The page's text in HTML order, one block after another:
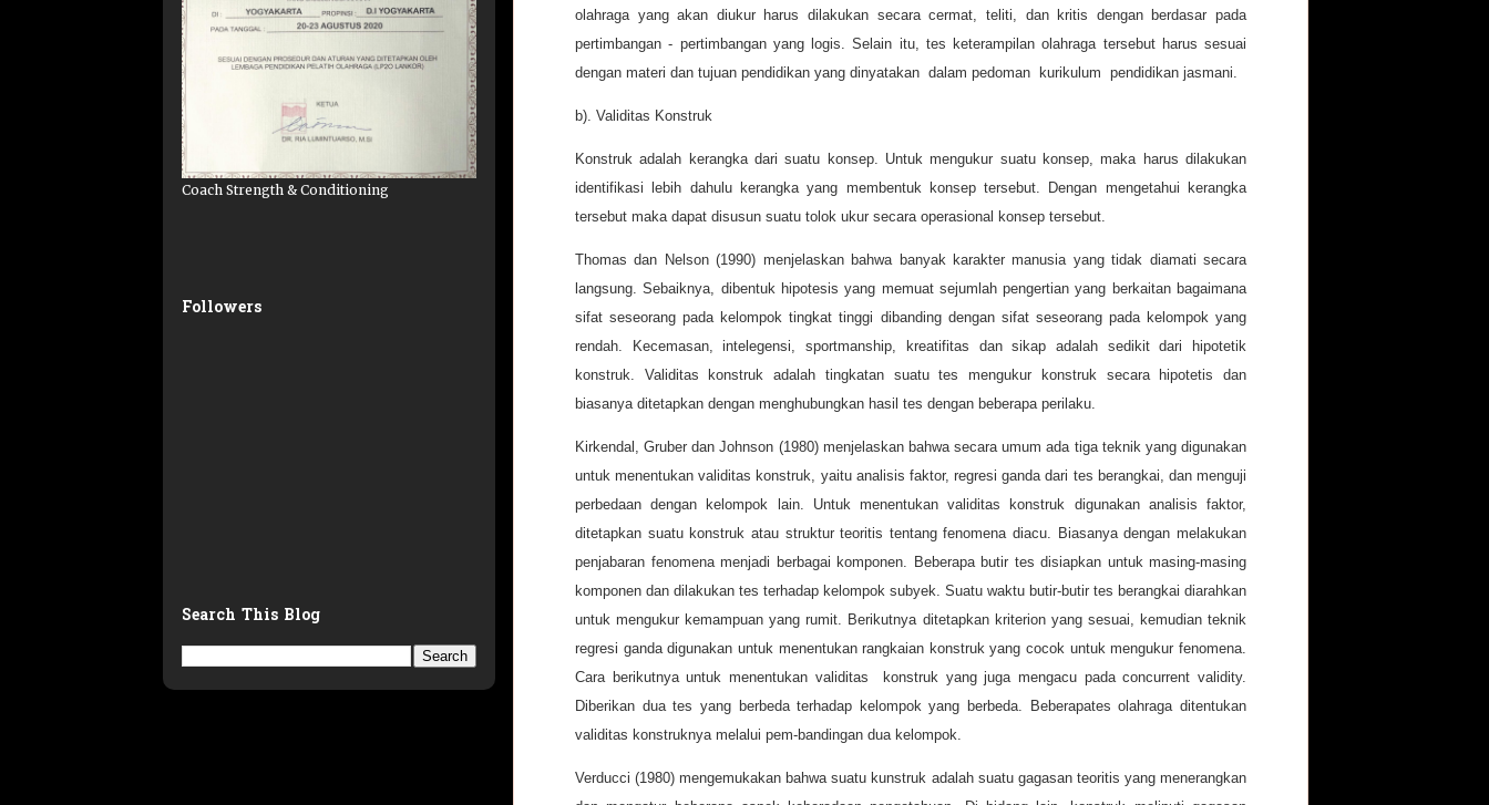
olahraga yang akan diukur harus dilakukan secara cermat, teliti, dan kritis dengan berdasar pada
pertimbangan - pertimbangan yang logis. Selain itu, tes keterampilan olahraga tersebut harus sesuai
dengan materi dan tujuan pendidikan yang dinyatakan dalam pedoman kurikulum pendidikan jasmani.
b). Validitas Konstruk
Konstruk adalah kerangka dari suatu konsep. Untuk mengukur suatu konsep, maka harus dilakukan
identifikasi lebih dahulu kerangka yang membentuk konsep tersebut. Dengan mengetahui kerangka
tersebut maka dapat disusun suatu tolok ukur secara operasional konsep tersebut.
Thomas dan Nelson (1990) menjelaskan bahwa banyak karakter manusia yang tidak diamati secara
langsung. Sebaiknya, dibentuk hipotesis yang memuat sejumlah pengertian yang berkaitan bagaimana
sifat seseorang pada kelompok tingkat tinggi dibanding dengan sifat seseorang pada kelompok yang
rendah. Kecemasan, intelegensi, sportmanship, kreatifitas dan sikap adalah sedikit dari hipotetik
konstruk. Validitas konstruk adalah tingkatan suatu tes mengukur konstruk secara hipotetis dan
biasanya ditetapkan dengan menghubungkan hasil tes dengan beberapa perilaku.
Kirkendal, Gruber dan Johnson (1980) menjelaskan bahwa secara umum ada tiga teknik yang digunakan
untuk menentukan validitas konstruk, yaitu analisis faktor, regresi ganda dari tes berangkai, dan menguji
perbedaan dengan kelompok lain. Untuk menentukan validitas konstruk digunakan analisis faktor,
ditetapkan suatu konstruk atau struktur teoritis tentang fenomena diacu. Biasanya dengan melakukan
penjabaran fenomena menjadi berbagai komponen. Beberapa butir tes disiapkan untuk masing-masing
komponen dan dilakukan tes terhadap kelompok subyek. Suatu waktu butir-butir tes berangkai diarahkan
untuk mengukur kemampuan yang rumit. Berikutnya ditetapkan kriterion yang sesuai, kemudian teknik
regresi ganda digunakan untuk menentukan rangkaian konstruk yang cocok untuk mengukur fenomena.
Cara berikutnya untuk menentukan validitas konstruk yang juga mengacu pada concurrent validity.
Diberikan dua tes yang berbeda terhadap kelompok yang berbeda. Beberapates olahraga ditentukan
validitas konstruknya melalui pem-bandingan dua kelompok.
Verducci (1980) mengemukakan bahwa suatu kunstruk adalah suatu gagasan teoritis yang menerangkan
Coach Strength & Conditioning
Followers
Search This Blog